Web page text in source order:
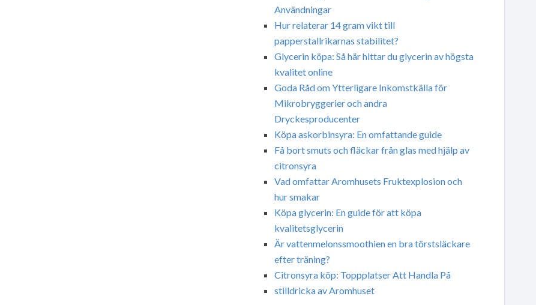
Användningar
Hur relaterar 14 gram vikt till
papperstallrikarnas stabilitet?
Glycerin köpa: Så här hittar du glycerin av högsta
kvalitet online
Goda Råd om Ytterligare Inkomstkälla för
Mikrobryggerier och andra
Dryckesproducenter
Köpa askorbinsyra: En omfattande guide
Få bort smuts och fläckar från glas med hjälp av
citronsyra
Vad omfattar Aromhusets Fruktexplosion och
hur smakar
Köpa glycerin: En guide för att köpa
kvalitetsglycerin
Är vattenmelonssmoothien en bra törstsläckare
efter träning?
Citronsyra köp: Toppplatser Att Handla På
stilldricka av Aromhuset